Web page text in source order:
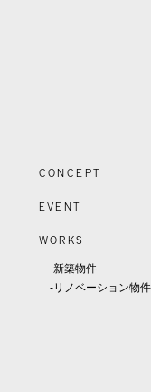
CONCEPT
EVENT
WORKS
-新築物件
-リノベーション物件